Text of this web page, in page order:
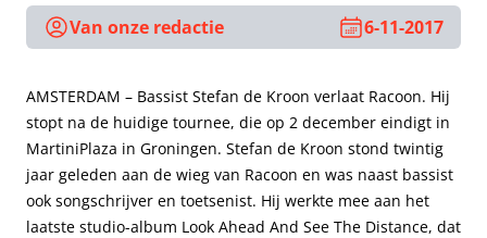
Van onze redactie 6-11-2017
AMSTERDAM – Bassist Stefan de Kroon verlaat Racoon. Hij
stopt na de huidige tournee, die op 2 december eindigt in
MartiniPlaza in Groningen. Stefan de Kroon stond twintig
jaar geleden aan de wieg van Racoon en was naast bassist
ook songschrijver en toetsenist. Hij werkte mee aan het
laatste studio-album Look Ahead And See The Distance, dat